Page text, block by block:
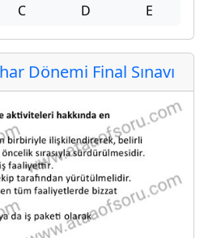
C D E
Dönemi Final Sınavı